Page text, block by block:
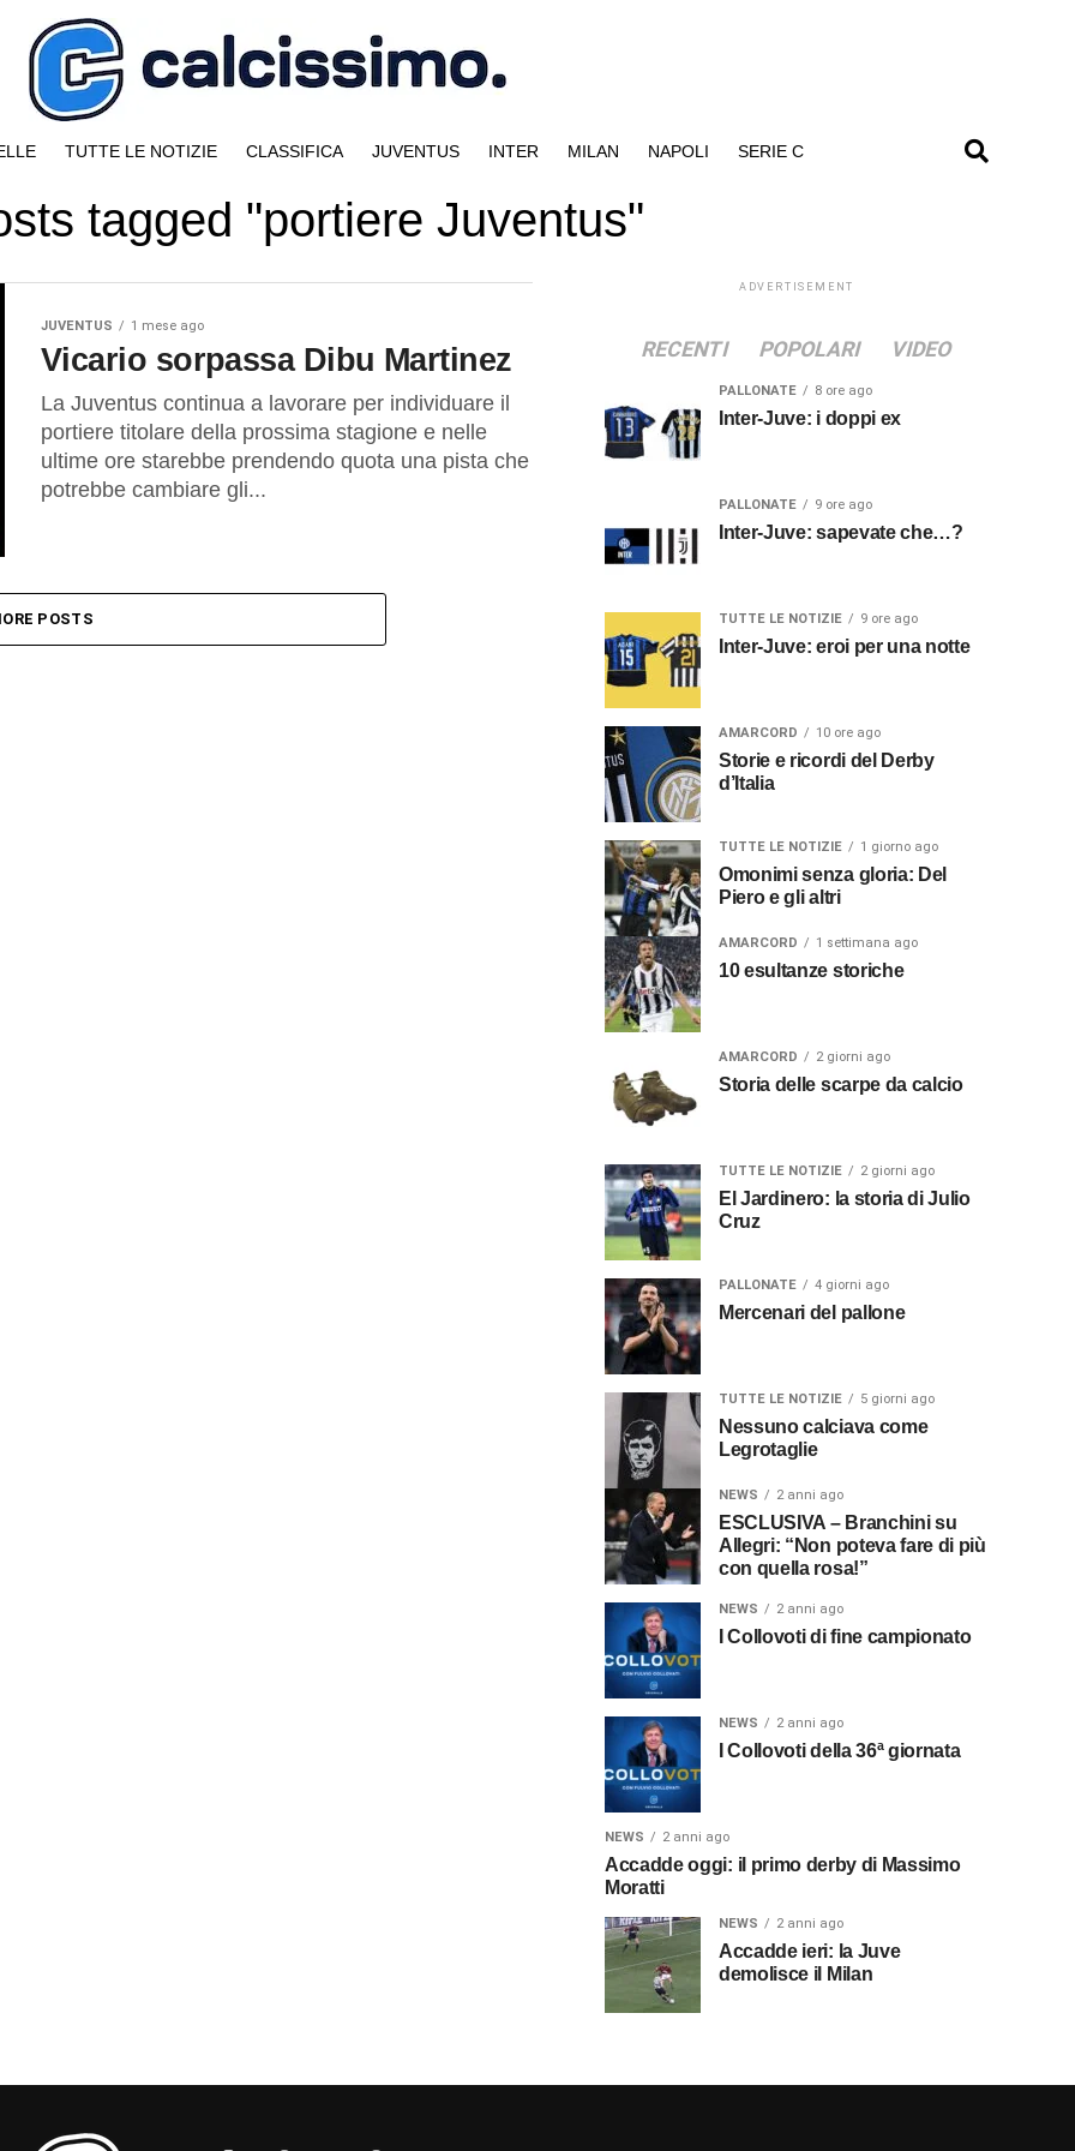
TUTTE LE NOTIZIE CLASSIFICA JUVENTUS INTER MILAN NAPOLI SERIE C
tagged "portiere Juventus"
JUVENTUS 1 mese ago
Vicario sorpassa Dibu Martinez
La Juventus continua a lavorare per individuare il
portiere titolare della prossima stagione e nelle
ultime ore starebbe prendendo quota una pista che
potrebbe cambiare gli...
POSTS
ADVERTISEMENT
RECENTI POPOLARI VIDEO
PALLONATE 8 ore ago
Inter-Juve: i doppi ex
PALLONATE 9 ore ago
Inter-Juve: sapevate che…?
TUTTE LE NOTIZIE 9 ore ago
Inter-Juve: eroi per una notte
AMARCORD 10 ore ago
Storie e ricordi del Derby
d’Italia
TUTTE LE NOTIZIE 1 giorno ago
Omonimi senza gloria: Del
Piero e gli altri
AMARCORD 1 settimana ago
10 esultanze storiche
AMARCORD 2 giorni ago
Storia delle scarpe da calcio
TUTTE LE NOTIZIE 2 giorni ago
El Jardinero: la storia di Julio
Cruz
PALLONATE 4 giorni ago
Mercenari del pallone
TUTTE LE NOTIZIE 5 giorni ago
Nessuno calciava come
Legrotaglie
NEWS 2 anni ago
ESCLUSIVA – Branchini su
Allegri: “Non poteva fare di più
con quella rosa!”
NEWS 2 anni ago
I Collovoti di fine campionato
NEWS 2 anni ago
I Collovoti della 36ª giornata
NEWS 2 anni ago
Accadde oggi: il primo derby di Massimo
Moratti
NEWS 2 anni ago
Accadde ieri: la Juve
demolisce il Milan